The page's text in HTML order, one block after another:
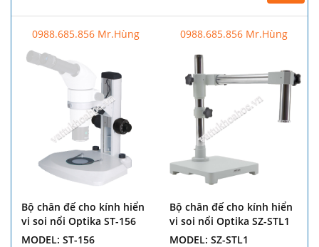
0988.685.856 Mr.Hùng
Bộ chân đế cho kính hiển
vi soi nổi Optika ST-156
MODEL: ST-156
0988.685.856 Mr.Hùng
Bộ chân đế cho kính hiển
vi soi nổi Optika SZ-STL1
MODEL: SZ-STL1